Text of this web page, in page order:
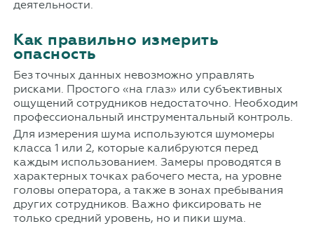
деятельности.
Как правильно измерить
опасность
Без точных данных невозможно управлять
рисками. Простого «на глаз» или субъективных
ощущений сотрудников недостаточно. Необходим
профессиональный инструментальный контроль.
Для измерения шума используются шумомеры
класса 1 или 2, которые калибруются перед
каждым использованием. Замеры проводятся в
характерных точках рабочего места, на уровне
головы оператора, а также в зонах пребывания
других сотрудников. Важно фиксировать не
только средний уровень, но и пики шума.